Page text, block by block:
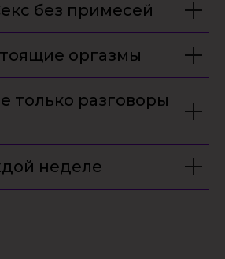
без примесей
оргазмы
только разговоры
неделе